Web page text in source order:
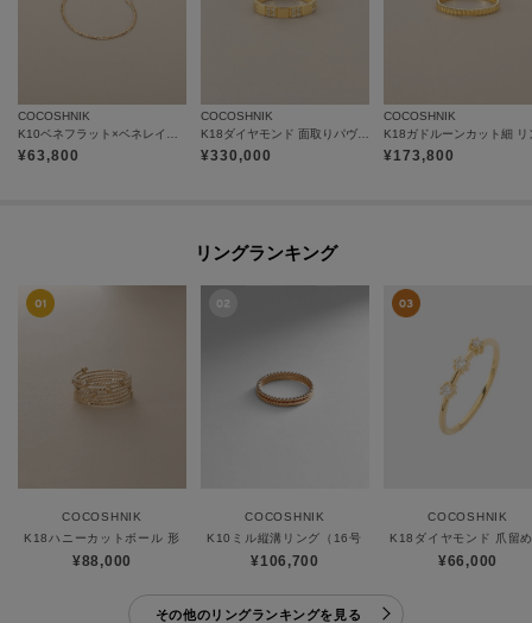
COCOSHNIK
¥63,800
COCOSHNIK
¥330,000
COCOSHNIK
¥173,800
リングランキング
COCOSHNIK
K18ハニーカットボール 形状記憶リング
¥88,000
COCOSHNIK
K10ミル縦溝リング（16号）
¥106,700
COCOSHNIK
K18ダイヤモンド 爪留
¥66,000
その他のリングランキングを見る